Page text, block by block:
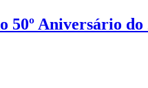
50º Aniversário